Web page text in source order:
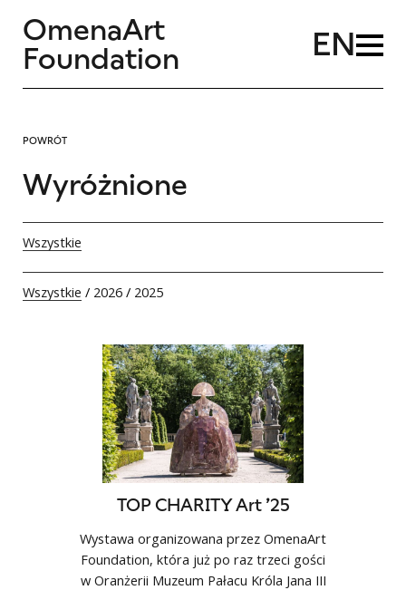
OmenaArt
Foundation
EN
POWRÓT
Wyróżnione
Wszystkie
Wszystkie / 2026/ 2025
TOP CHARITY Art ’25
Wystawa organizowana przez OmenaArt
Foundation, która już po raz trzeci gości
w Oranżerii Muzeum Pałacu Króla Jana III